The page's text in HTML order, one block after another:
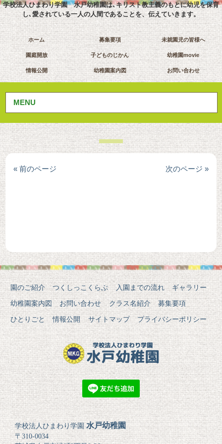
学校法人ひまわり学園 水戸幼稚園は､キリスト教主義のもとに幼児を保育
し､愛されている一人の人間であることを、伝えていきます。
ホーム 募集要項 未就園児の皆様へ
園庭開放 子どものじかん 幼稚園movie
情報公開 幼稚園案内図 お問い合わせ
MENU
« 前のページ 次のページ »
園のご紹介 つくしっこくらぶ 入園までの流れ
ギャラリー
幼稚園案内図
お問い合わせ クラス名紹介
募集要項
ひとりごと
情報公開 サイトマップ プライバシーポリシー
学校法人ひまわり学園水戸幼稚園
〒310-0034